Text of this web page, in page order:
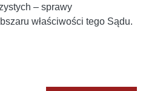
– sprawy
właściwości tego Sądu.